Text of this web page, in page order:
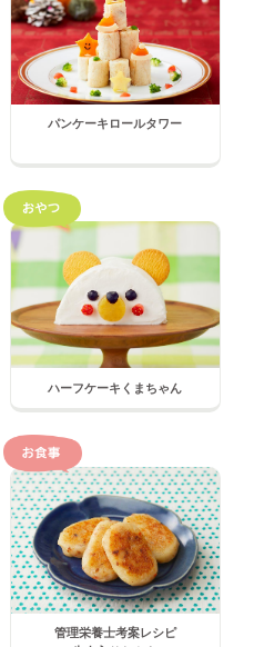
パンケーキロールタワー
ハーフケーキくまちゃん
管理栄養士考案レシピ